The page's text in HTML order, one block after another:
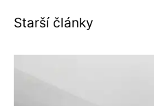
Starší články